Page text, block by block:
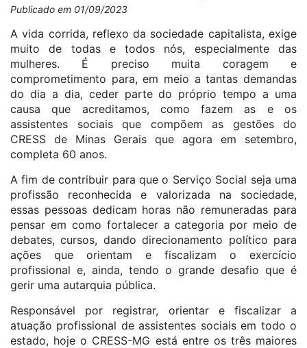
Publicado em 01/09/2023
A vida corrida, reflexo da sociedade capitalista, exige
muito de todas e todos nós, especialmente das
mulheres. É preciso muita coragem e
comprometimento para, em meio a tantas demandas
do dia a dia, ceder parte do próprio tempo a uma
causa que acreditamos, como fazem as e os
assistentes sociais que compõem as gestões do
CRESS de Minas Gerais que agora em setembro,
completa 60 anos.
A fim de contribuir para que o Serviço Social seja uma
profissão reconhecida e valorizada na sociedade,
essas pessoas dedicam horas não remuneradas para
pensar em como fortalecer a categoria por meio de
debates, cursos, dando direcionamento político para
ações que orientam e fiscalizam o exercício
profissional e, ainda, tendo o grande desafio que é
gerir uma autarquia pública.
Responsável por registrar, orientar e fiscalizar a
atuação profissional de assistentes sociais em todo o
estado, hoje o CRESS-MG está entre os três maiores